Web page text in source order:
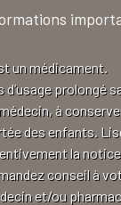
un médicament.
d’usage prolongé
à
des enfants.
la notice.
conseil à
et/ou